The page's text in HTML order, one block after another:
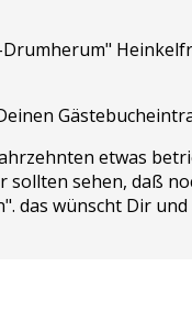
etwas
sehen, daß
das wünscht Dir und